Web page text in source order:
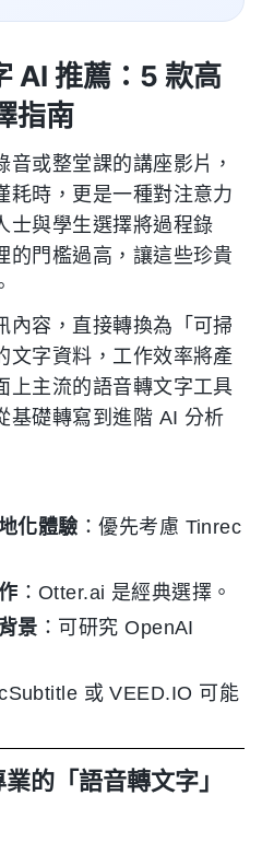
AI 推薦：5 款高
指南
或整堂課的講座影片，
耗時，更是一種對注意力
士與學生選擇將過程錄
的門檻過高，讓這些珍貴
內容，直接轉換為「可掃
文字資料，工作效率將產
上主流的語音轉文字工具
基礎轉寫到進階 AI 分析
化體驗 ：優先考慮 Tinrec
：Otter.ai 是經典選擇。
景 ：可研究 OpenAI
cSubtitle 或 VEED.IO 可能
的「語音轉文字」